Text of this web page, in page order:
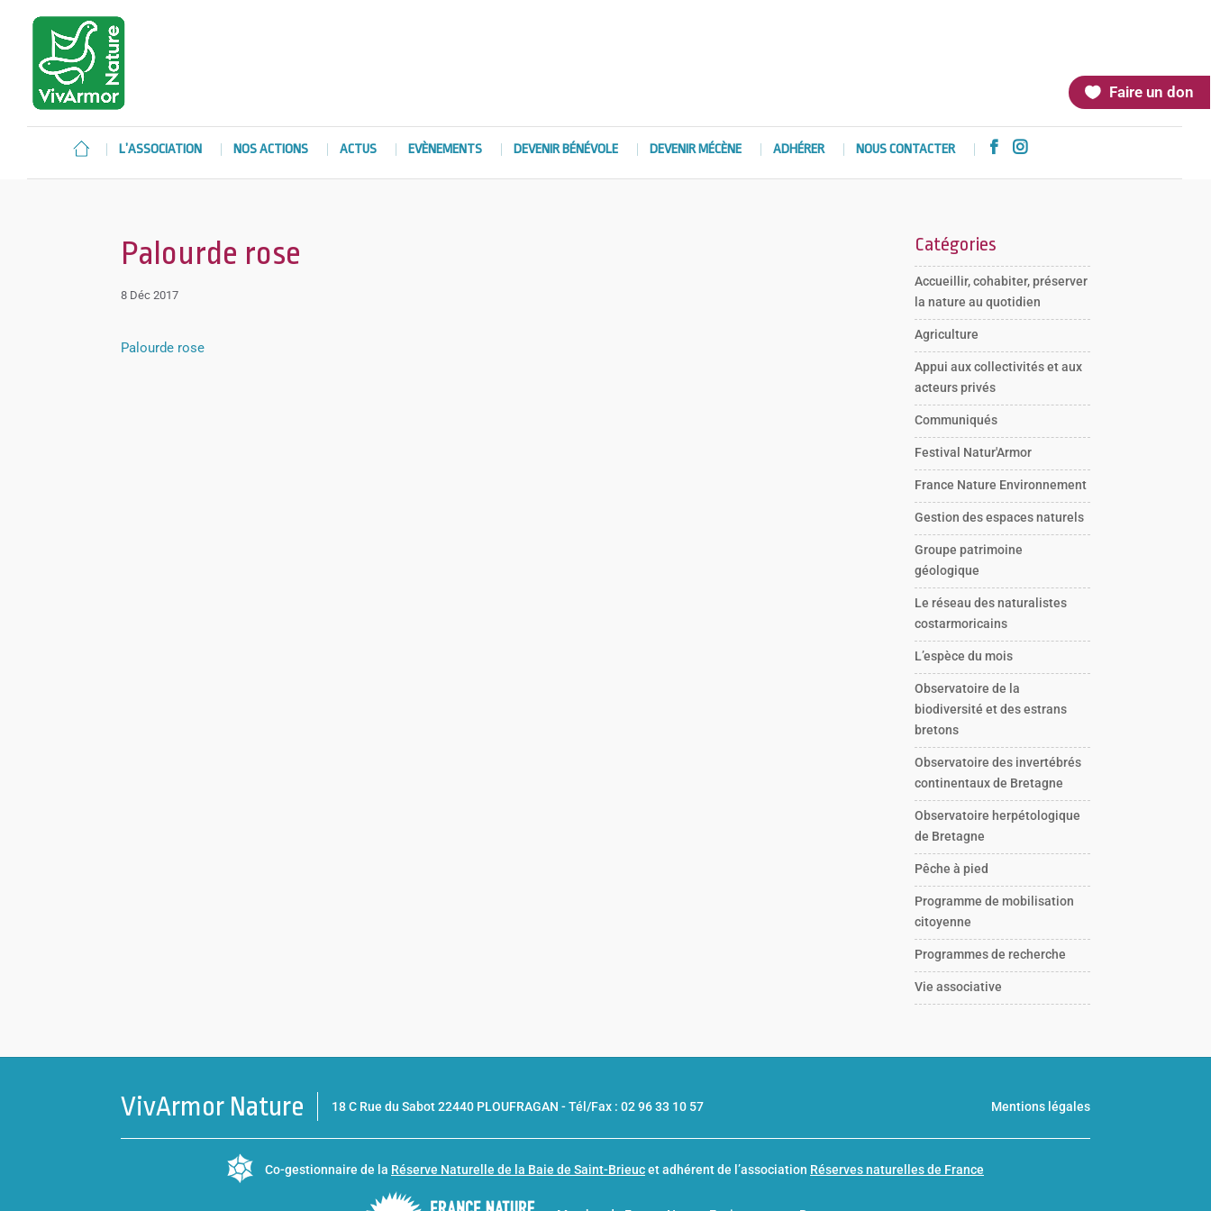
Faire un don
L’ASSOCIATION NOS ACTIONS ACTUS EVÈNEMENTS DEVENIR BÉNÉVOLE DEVENIR MÉCÈNE ADHÉRER NOUS CONTACTER  
Palourde rose
8 Déc 2017
Palourde rose
Catégories
Accueillir, cohabiter, préserver
la nature au quotidien
Agriculture
Appui aux collectivités et aux
acteurs privés
Communiqués
Festival Natur'Armor
France Nature Environnement
Gestion des espaces naturels
Groupe patrimoine
géologique
Le réseau des naturalistes
costarmoricains
L’espèce du mois
Observatoire de la
biodiversité et des estrans
bretons
Observatoire des invertébrés
continentaux de Bretagne
Observatoire herpétologique
de Bretagne
Pêche à pied
Programme de mobilisation
citoyenne
Programmes de recherche
Vie associative
VivArmor Nature 18 C Rue du Sabot 22440 PLOUFRAGAN -Tél/Fax : 02 96 33 10 57 Mentions légales
Co-gestionnaire de la Réserve Naturelle de la Baie de Saint-Brieucet adhérent de l’association Réserves naturelles de France